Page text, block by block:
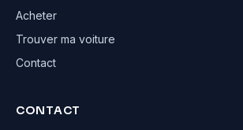
Acheter
Trouver ma voiture
Contact
CONTACT